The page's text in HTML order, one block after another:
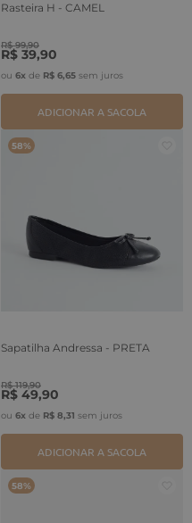
Rasteira H - CAMEL
R$ 99,90
R$ 39,90
ou 6x de R$ 6,65 sem juros
ADICIONAR A SACOLA
58%
Sapatilha Andressa - PRETA
R$ 119,90
R$ 49,90
ou 6x de R$ 8,31 sem juros
ADICIONAR A SACOLA
58%